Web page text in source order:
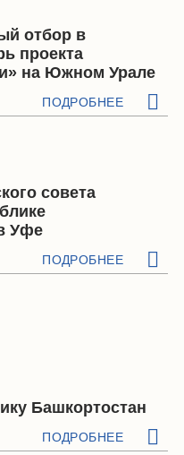
отбор в
проекта
на Южном Урале
ПОДРОБНЕЕ
совета
Уфе
ПОДРОБНЕЕ
Башкортостан
ПОДРОБНЕЕ